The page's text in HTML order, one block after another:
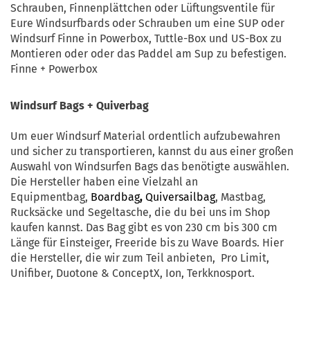
Schrauben, Finnenplättchen oder Lüftungsventile für
Eure Windsurfbards oder Schrauben um eine SUP oder
Windsurf Finne in Powerbox, Tuttle-Box und US-Box zu
Montieren oder oder das Paddel am Sup zu befestigen.
Finne + Powerbox
Windsurf Bags + Quiverbag
Um euer Windsurf Material ordentlich aufzubewahren
und sicher zu transportieren, kannst du aus einer großen
Auswahl von Windsurfen Bags das benötigte auswählen.
Die Hersteller haben eine Vielzahl an
Equipmentbag, Boardbag, Quiversailbag, Mastbag,
Rucksäcke und Segeltasche, die du bei uns im Shop
kaufen kannst. Das Bag gibt es von 230 cm bis 300 cm
Länge für Einsteiger, Freeride bis zu Wave Boards. Hier
die Hersteller, die wir zum Teil anbieten, Pro Limit,
Unifiber, Duotone & ConceptX, Ion, Terkknosport.